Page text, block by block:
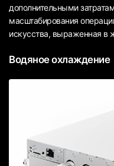
дополнительными
масштабирования
искусства, выраженная в
Водяное охлаждение